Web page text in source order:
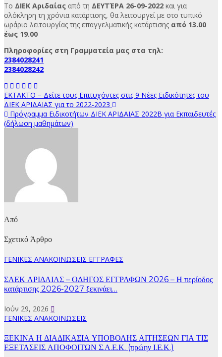
Το ΔΙΕΚ Αριδαίας από τη ΔΕΥΤΈΡΑ 26-09-2022 και για
ολόκληρη τη χρόνια κατάρτισης, θα λειτουργεί με στο τυπικό
ωράριο λειτουργίας της επαγγελματικής κατάρτισης από 13.00
έως 19.00
Πληροφορίες στη Γραμματεία μας στα τηλ:
2384028241
2384028242
Πλοήγηση
άρθρων
ΕΚΤΑΚΤΟ – Δείτε τους Επιτυχόντες στις 9 Νέες Ειδικότητες του
ΔΙΕΚ ΑΡΙΔΑΙΑΣ για το 2022-2023
Πρόγραμμα Ειδικοτήτων ΔΙΕΚ ΑΡΙΔΑΙΑΣ 2022Β για Εκπαιδευτές
(δήλωση μαθημάτων)
Από
Σχετικό Άρθρο
ΓΕΝΙΚΕΣ ΑΝΑΚΟΙΝΩΣΕΙΣ ΕΓΓΡΑΦΕΣ
ΣΑΕΚ ΑΡΙΔΑΙΑΣ – ΟΔΗΓΟΣ ΕΓΓΡΑΦΩΝ 2026 – Η περίοδος
κατάρτισης 2026-2027 ξεκινάει…
Ιούν 29, 2026
ΓΕΝΙΚΕΣ ΑΝΑΚΟΙΝΩΣΕΙΣ
ΞΕΚΙΝΑ Η ΔΙΑΔΙΚΑΣΙΑ ΥΠΟΒΟΛΗΣ ΑΙΤΗΣΕΩΝ ΓΙΑ ΤΙΣ
ΕΞΕΤΑΣΕΙΣ ΑΠΟΦΟΙΤΩΝ Σ.Α.Ε.Κ. (πρώην Ι.Ε.Κ.)